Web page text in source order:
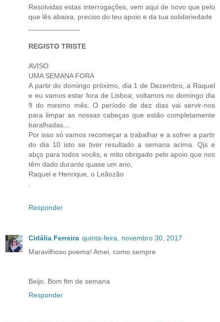
Resolvidas estas interrogações, vem aqui de novo que pelo
que lês abaixa, preciso do teu apoio e da tua solidariedade
REGISTO TRISTE
AVISO
UMA SEMANA FORA
A partir do domingo próximo, dia 1 de Dezembro, a Raquel
e eu vamos estar fora de Lisboa; voltamos no domingo dia
9 do mesmo mês. O período de dez dias vai servir-nos
para limpar as nossas cabeças que estão completamente
baralhadas…
Por isso só vamos recomeçar a trabalhar e a sofrer a partir
do dia 10 isto se tiver resultado a semana acima. Qjs e
abçs para todos vocês; e mito obrigado pelo apoio que nos
têm dado durante quase um ano,
Raquel e Henrique, o Leãozão
Responder
Cidália Ferreira quinta-feira, novembro 30, 2017
Maravilhoso poema! Amei, como sempre
Beijo. Bom fim de semana
Responder